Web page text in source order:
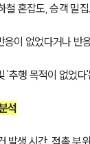
철 혼잡도, 승객 밀
이 없었다거나 반
'추행 목적이 없었다
석